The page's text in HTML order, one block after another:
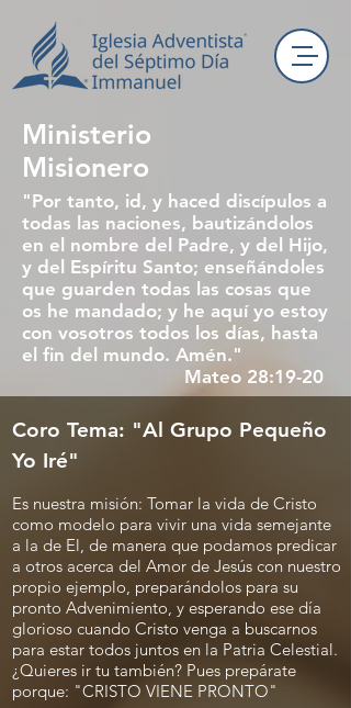
Ministerio
Misionero
"Por tanto, id, y haced discípulos a
todas las naciones, bautizándolos
en el nombre del Padre, y del Hijo,
y del Espíritu Santo; enseñándoles
que guarden todas las cosas que
os he mandado; y he aquí yo estoy
con vosotros todos los días, hasta
el fin del mundo. Amén."
Mateo 28:19-20
Coro Tema: "Al Grupo Pequeño
Yo Iré"
Es nuestra misión: Tomar la vida de Cristo
como modelo para vivir una vida semejante
a la de El, de manera que podamos predicar
a otros acerca del Amor de Jesús con nuestro
propio ejemplo, preparándolos para su
pronto Advenimiento, y esperando ese día
glorioso cuando Cristo venga a buscarnos
para estar todos juntos en la Patria Celestial.
¿Quieres ir tu también? Pues prepárate
porque: "CRISTO VIENE PRONTO"